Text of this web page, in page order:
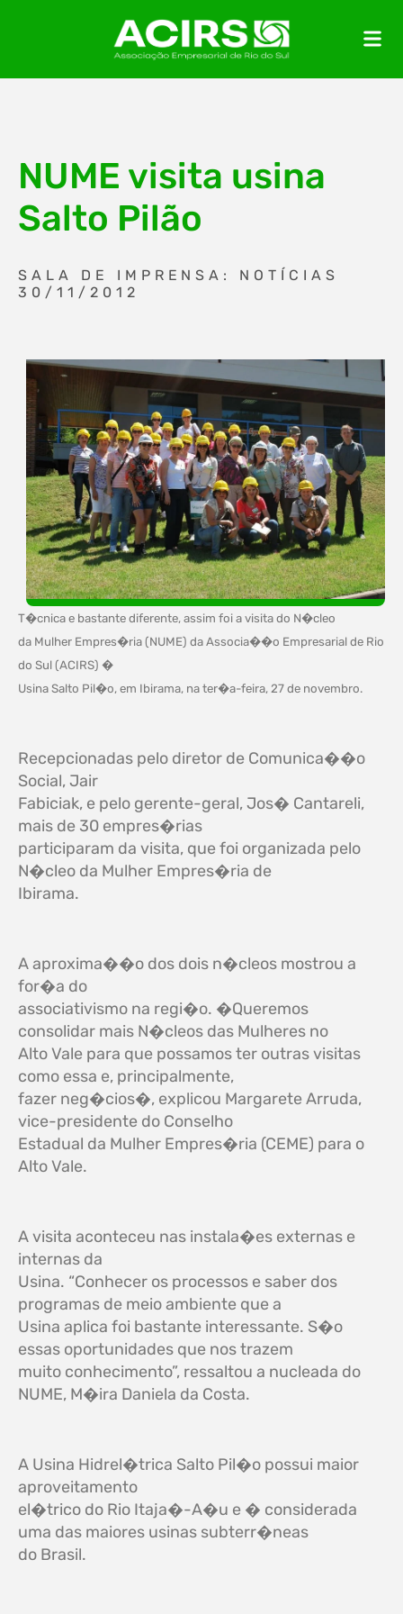
NUME visita usina
Salto Pilão
SALA DE IMPRENSA: NOTÍCIAS
30/11/2012
T�cnica e bastante diferente, assim foi a visita do N�cleo
da Mulher Empres�ria (NUME) da Associa��o Empresarial de Rio
do Sul (ACIRS) �
Usina Salto Pil�o, em Ibirama, na ter�a-feira, 27 de novembro.
Recepcionadas pelo diretor de Comunica��o
Social, Jair
Fabiciak, e pelo gerente-geral, Jos� Cantareli,
mais de 30 empres�rias
participaram da visita, que foi organizada pelo
N�cleo da Mulher Empres�ria de
Ibirama.
A aproxima��o dos dois n�cleos mostrou a
for�a do
associativismo na regi�o. �Queremos
consolidar mais N�cleos das Mulheres no
Alto Vale para que possamos ter outras visitas
como essa e, principalmente,
fazer neg�cios�, explicou Margarete Arruda,
vice-presidente do Conselho
Estadual da Mulher Empres�ria (CEME) para o
Alto Vale.
A visita aconteceu nas instala�es externas e
internas da
Usina. “Conhecer os processos e saber dos
programas de meio ambiente que a
Usina aplica foi bastante interessante. S�o
essas oportunidades que nos trazem
muito conhecimento”, ressaltou a nucleada do
NUME, M�ira Daniela da Costa.
A Usina Hidrel�trica Salto Pil�o possui maior
aproveitamento
el�trico do Rio Itaja�-A�u e � considerada
uma das maiores usinas subterr�neas
do Brasil.